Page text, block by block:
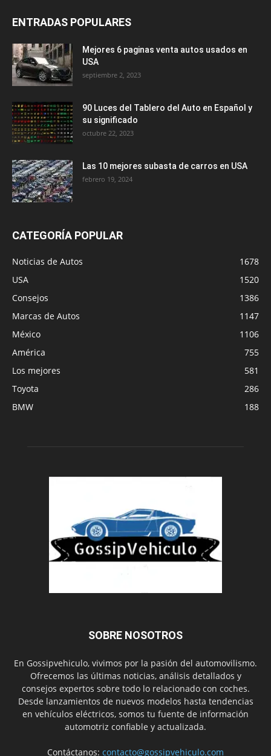
ENTRADAS POPULARES
Mejores 6 paginas venta autos usados en
USA
septiembre 2, 2023
90 Luces del Tablero del Auto en Español y
su significado
octubre 22, 2023
Las 10 mejores subasta de carros en USA
febrero 19, 2024
CATEGORÍA POPULAR
Noticias de Autos
1678
USA
1520
Consejos
1386
Marcas de Autos
1147
México
1106
América
755
Los mejores
581
Toyota
286
BMW
188
SOBRE NOSOTROS
En Gossipvehiculo, vivimos por la pasión del automovilismo.
Ofrecemos las últimas noticias, análisis detallados y
consejos expertos sobre todo lo relacionado con coches.
Desde lanzamientos de nuevos modelos hasta tendencias
en vehículos eléctricos, somos tu fuente de información
automotriz confiable y actualizada.
Contáctanos: contacto@gossipvehiculo.com